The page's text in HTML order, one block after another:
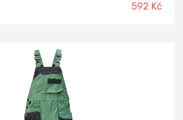
592 Kč